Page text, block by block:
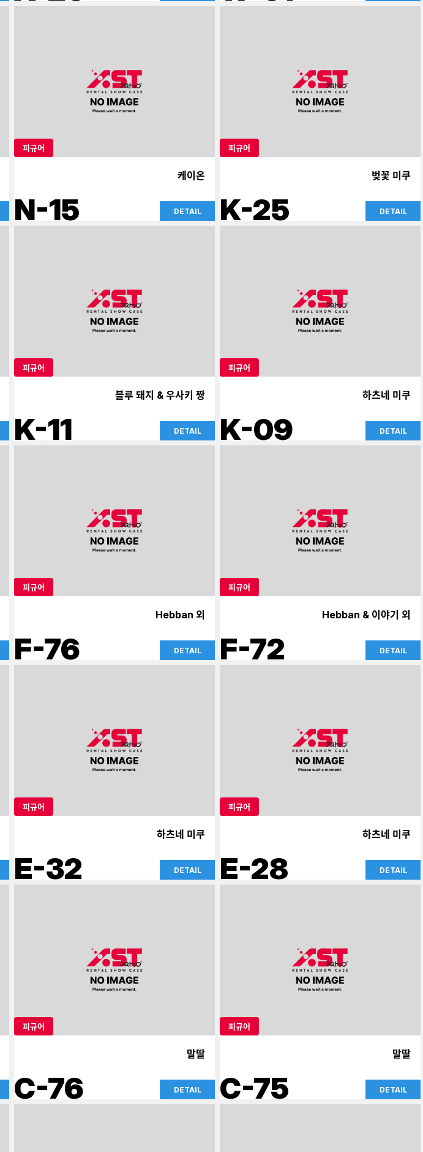
피규어
케이온
N-15 DETAIL
피규어
벚꽃 미쿠
K-25 DETAIL
피규어
블루 돼지 & 우사키 짱
K-11 DETAIL
피규어
하츠네 미쿠
K-09 DETAIL
피규어
Hebban 외
F-76 DETAIL
피규어
Hebban & 이야기 외
F-72 DETAIL
피규어
하츠네 미쿠
E-32 DETAIL
피규어
하츠네 미쿠
E-28 DETAIL
피규어
말딸
C-76 DETAIL
피규어
말딸
C-75 DETAIL